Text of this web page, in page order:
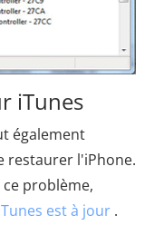
iTunes
également
restaurer l'iPhone.
problème,
est à jour .